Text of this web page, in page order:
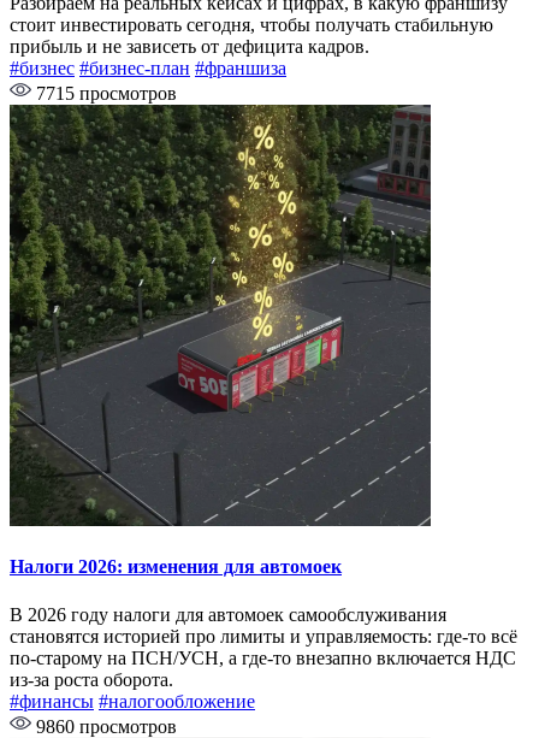
стоит инвестировать сегодня, чтобы получать стабильную
прибыль и не зависеть от дефицита кадров.
#бизнес #бизнес-план #франшиза
7715 просмотров
Налоги 2026: изменения для автомоек
В 2026 году налоги для автомоек самообслуживания
становятся историей про лимиты и управляемость: где-то всё
по‑старому на ПСН/УСН, а где-то внезапно включается НДС
из-за роста оборота.
#финансы #налогообложение
9860 просмотров